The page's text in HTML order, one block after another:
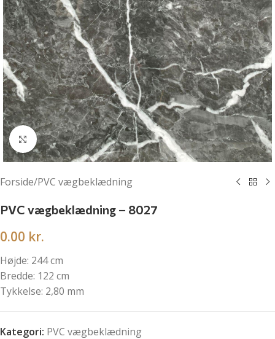
Klik for at forstørre
Forside/PVC vægbeklædning
PVC vægbeklædning – 8027
0.00 kr.
Højde: 244 cm
Bredde: 122 cm
Tykkelse: 2,80 mm
Kategori: PVC vægbeklædning